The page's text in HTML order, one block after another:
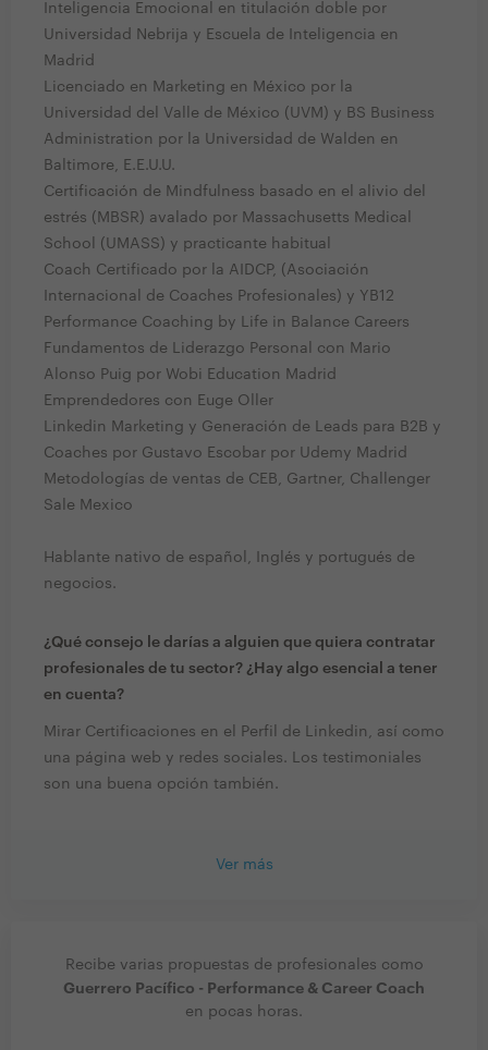
Inteligencia Emocional en titulación doble por
Universidad Nebrija y Escuela de Inteligencia en
Madrid
Licenciado en Marketing en México por la
Universidad del Valle de México (UVM) y BS Business
Administration por la Universidad de Walden en
Baltimore, E.E.U.U.
Certificación de Mindfulness basado en el alivio del
estrés (MBSR) avalado por Massachusetts Medical
School (UMASS) y practicante habitual
Coach Certificado por la AIDCP, (Asociación
Internacional de Coaches Profesionales) y YB12
Performance Coaching by Life in Balance Careers
Fundamentos de Liderazgo Personal con Mario
Alonso Puig por Wobi Education Madrid
Emprendedores con Euge Oller
Linkedin Marketing y Generación de Leads para B2B y
Coaches por Gustavo Escobar por Udemy Madrid
Metodologías de ventas de CEB, Gartner, Challenger
Sale Mexico
Hablante nativo de español, Inglés y portugués de
negocios.
¿Qué consejo le darías a alguien que quiera contratar
profesionales de tu sector? ¿Hay algo esencial a tener
en cuenta?
Mirar Certificaciones en el Perfil de Linkedin, así como
una página web y redes sociales. Los testimoniales
son una buena opción también.
Ver más
Recibe varias propuestas de profesionales como
Guerrero Pacífico - Performance & Career Coach
en pocas horas.